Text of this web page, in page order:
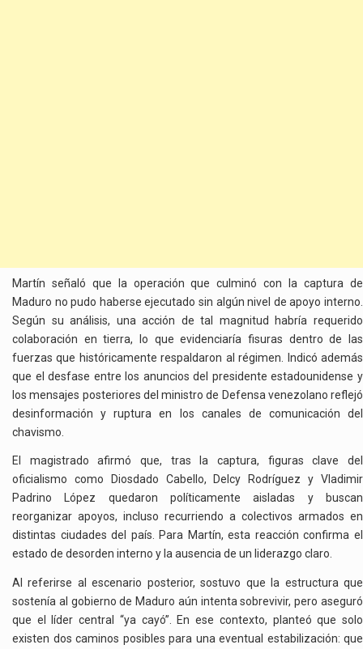
Martín señaló que la operación que culminó con la captura de
Maduro no pudo haberse ejecutado sin algún nivel de apoyo interno.
Según su análisis, una acción de tal magnitud habría requerido
colaboración en tierra, lo que evidenciaría fisuras dentro de las
fuerzas que históricamente respaldaron al régimen. Indicó además
que el desfase entre los anuncios del presidente estadounidense y
los mensajes posteriores del ministro de Defensa venezolano reflejó
desinformación y ruptura en los canales de comunicación del
chavismo.
El magistrado afirmó que, tras la captura, figuras clave del
oficialismo como Diosdado Cabello, Delcy Rodríguez y Vladimir
Padrino López quedaron políticamente aisladas y buscan
reorganizar apoyos, incluso recurriendo a colectivos armados en
distintas ciudades del país. Para Martín, esta reacción confirma el
estado de desorden interno y la ausencia de un liderazgo claro.
Al referirse al escenario posterior, sostuvo que la estructura que
sostenía al gobierno de Maduro aún intenta sobrevivir, pero aseguró
que el líder central “ya cayó”. En ese contexto, planteó que solo
existen dos caminos posibles para una eventual estabilización: que